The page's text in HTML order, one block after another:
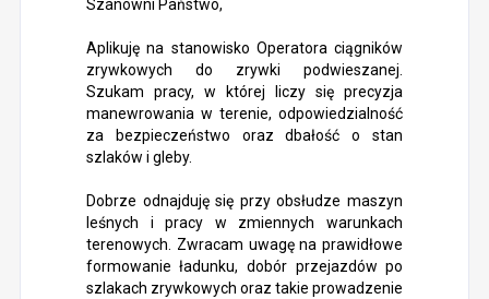
Szanowni Państwo,
Aplikuję na stanowisko Operatora ciągników
zrywkowych do zrywki podwieszanej.
Szukam pracy, w której liczy się precyzja
manewrowania w terenie, odpowiedzialność
za bezpieczeństwo oraz dbałość o stan
szlaków i gleby.
Dobrze odnajduję się przy obsłudze maszyn
leśnych i pracy w zmiennych warunkach
terenowych. Zwracam uwagę na prawidłowe
formowanie ładunku, dobór przejazdów po
szlakach zrywkowych oraz takie prowadzenie